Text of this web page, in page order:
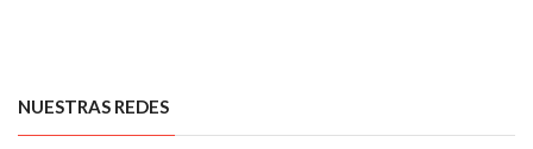
NUESTRAS REDES